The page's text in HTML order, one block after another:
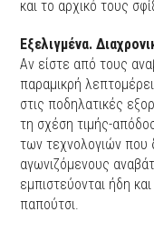
και το αρχικό τους
Εξελιγμένα.
Αν είστε από τους
παραμικρή
στις ποδηλατικές
τη σχέση τιμής-
των τεχνολογιών που
αγωνιζόμενους
εμπιστεύονται ήδη
παπούτσι.